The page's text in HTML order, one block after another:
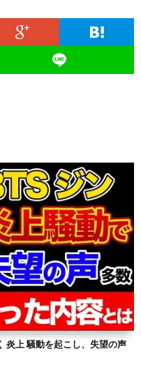
炎上 騒動を起こし、失望の声